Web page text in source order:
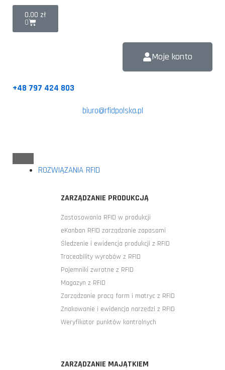
biuro@rfidpolska.pl
+48 797 424 803
Moje konto
0.00 zł
0
ROZWIĄZANIA RFID
ZARZĄDZANIE PRODUKCJĄ
Zastosowania RFID w produkcji
eKanban RFID zarządzanie zapasami
Śledzenie i ewidencja produkcji z RFID
Traceability wyrobów z RFID
Pojemniki zwrotne z RFID
Magazyn z RFID
Zarządzanie pracą form i matryc z RFID
Znakowanie i ewidencja narzędzi z RFID
Weryfikator punktów kontrolnych
ZARZĄDZANIE MAJĄTKIEM